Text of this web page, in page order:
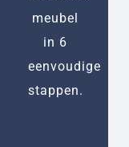
meubel
in 6
eenvoudige
stappen.